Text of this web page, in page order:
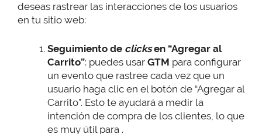
deseas rastrear las interacciones de los usuarios
en tu sitio web:
Seguimiento de clicksen “Agregar al
Carrito”: puedes usar GTM para configurar
un evento que rastree cada vez que un
usuario haga clic en el botón de “Agregar al
Carrito”. Esto te ayudará a medir la
intención de compra de los clientes, lo que
es muy útil para .